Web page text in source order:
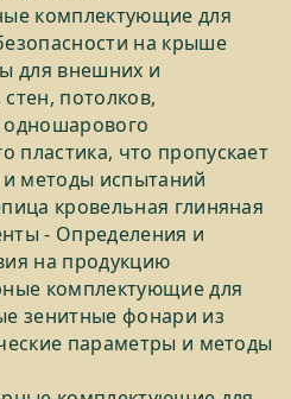
комплектующие для
на крыше
для внешних и
потолков,
одношарового
пластика, что пропускает
и методы испытаний
кровельная глиняная
- Определения и
на продукцию
комплектующие для
зенитные фонари из
параметры и методы